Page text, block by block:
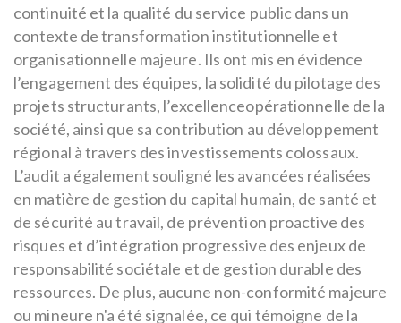
continuité et la qualité du service public dans un
contexte de transformation institutionnelle et
organisationnelle majeure. Ils ont mis en évidence
l’engagement des équipes, la solidité du pilotage des
projets structurants, l’excellenceopérationnelle de la
société, ainsi que sa contribution au développement
régional à travers des investissements colossaux.
L’audit a également souligné les avancées réalisées
en matière de gestion du capital humain, de santé et
de sécurité au travail, de prévention proactive des
risques et d’intégration progressive des enjeux de
responsabilité sociétale et de gestion durable des
ressources. De plus, aucune non-conformité majeure
ou mineure n'a été signalée, ce qui témoigne de la